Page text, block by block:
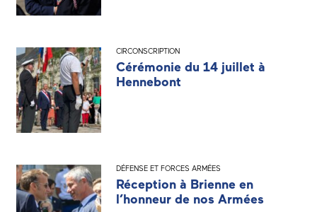
CIRCONSCRIPTION
Cérémonie du 14 juillet à
Hennebont
DÉFENSE ET FORCES ARMÉES
Réception à Brienne en
l’honneur de nos Armées